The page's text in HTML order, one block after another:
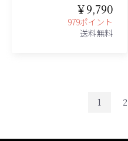
￥9,790
979ポイント
送料無料
1 2